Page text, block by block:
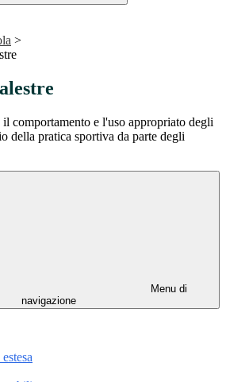
>
comportamento e l'uso appropriato degli
della pratica sportiva da parte degli
Menu di
navigazione